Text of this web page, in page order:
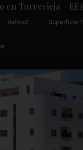
Torrevieja –
Baños2 Superficie: